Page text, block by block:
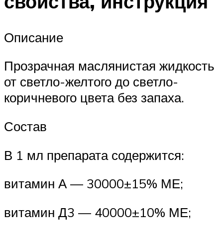
Описание
Прозрачная маслянистая жидкость
от светло-желтого до светло-
коричневого цвета без запаха.
Состав
В 1 мл препарата содержится:
витамин А — 30000±15% МЕ;
витамин Д3 — 40000±10% МЕ;